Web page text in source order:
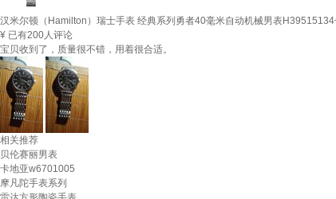
汉米尔顿（Hamilton）瑞士手表 经典系列勇者40毫米自动机械男表H39515134
¥ 已有200人评论
宝贝收到了，质量很不错，用着很合适。
相关推荐
贝伦赛丽男表
卡地亚w6701005
摩凡陀手表系列